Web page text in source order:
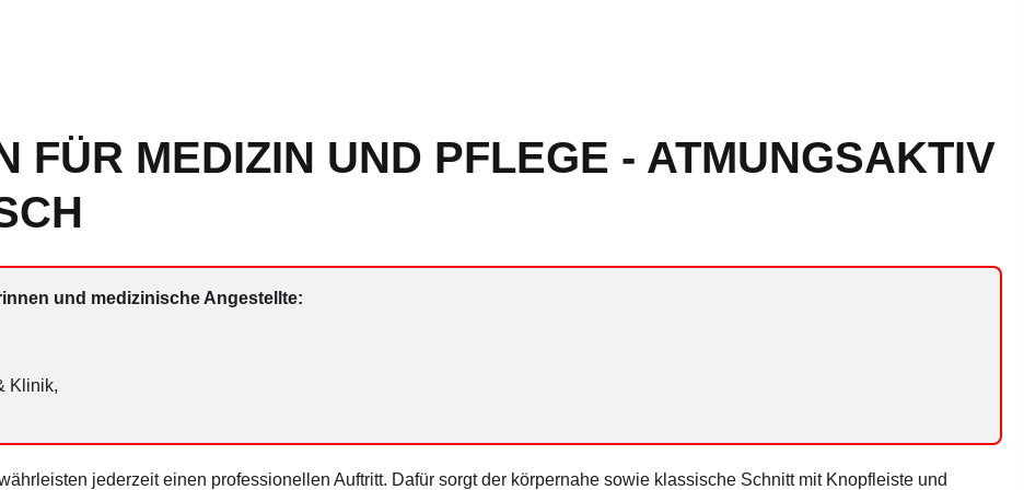
FÜR MEDIZIN UND PFLEGE - ATMUNGSAKTIV
und medizinische Angestellte:
Klinik,
jederzeit einen professionellen Auftritt. Dafür sorgt der körpernahe sowie klassische Schnitt mit Knopfleiste und